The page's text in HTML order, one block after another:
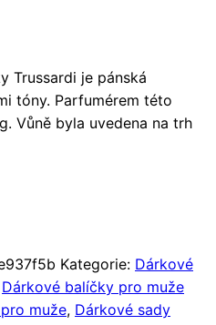
Trussardi je pánská
tóny. Parfumérem této
Vůně byla uvedena na trh
Kategorie: Dárkové
Dárkové balíčky pro muže
muže, Dárkové sady